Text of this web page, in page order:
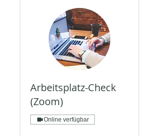
Arbeitsplatz-Check
(Zoom)
Online verfügbar